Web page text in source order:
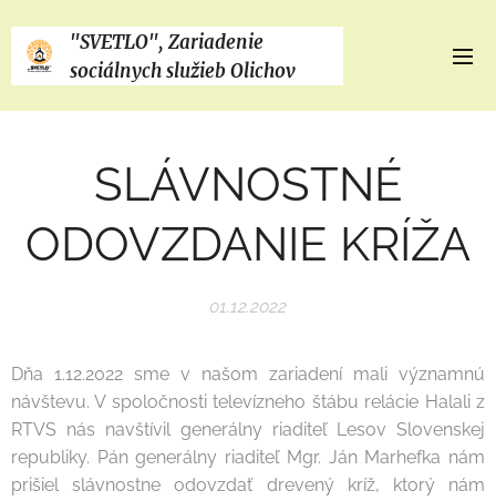
"SVETLO", Zariadenie
sociálnych služieb Olichov
SLÁVNOSTNÉ
ODOVZDANIE KRÍŽA
01.12.2022
Dňa 1.12.2022 sme v našom zariadení mali významnú
návštevu. V spoločnosti televízneho štábu relácie Halali z
RTVS nás navštívil generálny riaditeľ Lesov Slovenskej
republiky. Pán generálny riaditeľ Mgr. Ján Marhefka nám
prišiel slávnostne odovzdať drevený kríž, ktorý nám